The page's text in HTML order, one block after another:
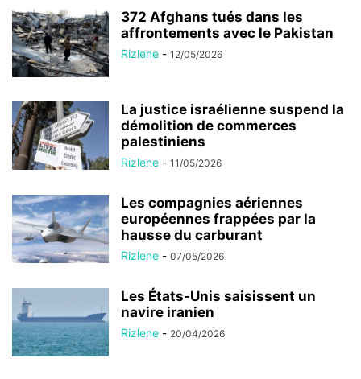
372 Afghans tués dans les
affrontements avec le Pakistan
Rizlene - 12/05/2026
La justice israélienne suspend la
démolition de commerces
palestiniens
Rizlene - 11/05/2026
Les compagnies aériennes
européennes frappées par la
hausse du carburant
Rizlene - 07/05/2026
Les États-Unis saisissent un
navire iranien
Rizlene - 20/04/2026